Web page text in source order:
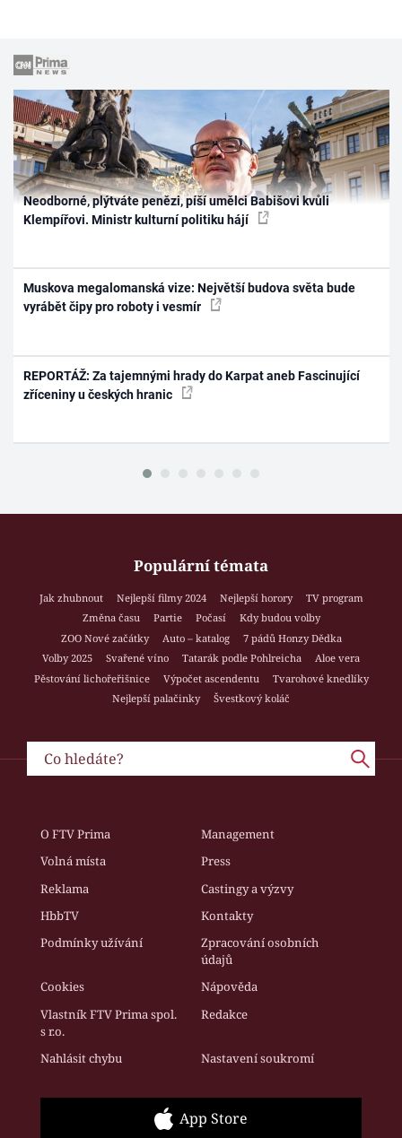
Neodborné, plýtváte penězi, píší umělci Babišovi kvůli
Klempířovi. Ministr kulturní politiku hájí
Muskova megalomanská vize: Největší budova světa bude
vyrábět čipy pro roboty i vesmír
REPORTÁŽ: Za tajemnými hrady do Karpat aneb Fascinující
zříceniny u českých hranic
Populární témata
Jak zhubnout Nejlepší filmy 2024 Nejlepší horory
TV program
Změna času
Partie Počasí
Kdy budou volby
ZOO Nové začátky
Auto – katalog
7 pádů Honzy Dědka
Volby 2025
Svařené víno Tatarák podle Pohlreicha
Aloe vera
Pěstování lichořeřišnice
Výpočet ascendentu
Tvarohové knedlíky
Nejlepší palačinky
Švestkový koláč
O FTV Prima
Management
Volná místa
Press
Reklama
Castingy a výzvy
HbbTV
Kontakty
Podmínky užívání
Zpracování osobních
údajů
Cookies
Nápověda
Vlastník FTV Prima spol.
s r.o.
Redakce
Nahlásit chybu Nastavení soukromí
App Store